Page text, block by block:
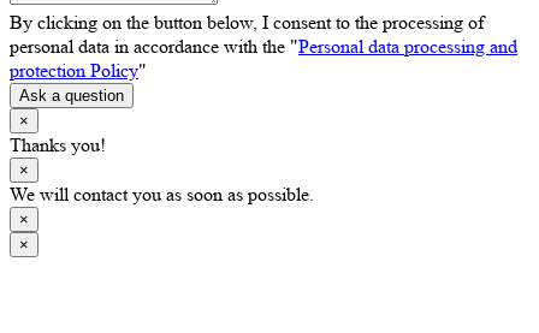
By clicking on the button below, I consent to the processing of
personal data in accordance with the "Personal data processing and
protection Policy"
Ask a question
×
Thanks you!
×
We will contact you as soon as possible.
×
×